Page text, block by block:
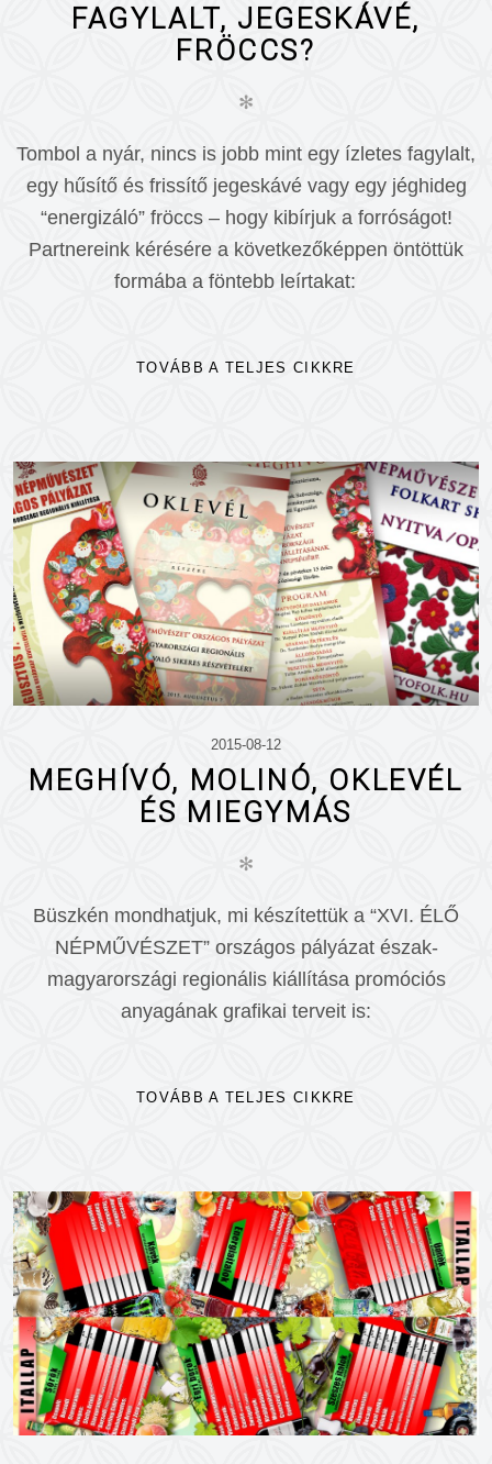
FAGYLALT, JEGESKÁVÉ,
FRÖCCS?
✻
Tombol a nyár, nincs is jobb mint egy ízletes fagylalt,
egy hűsítő és frissítő jegeskávé vagy egy jéghideg
“energizáló” fröccs – hogy kibírjuk a forróságot!
Partnereink kérésére a következőképpen öntöttük
formába a föntebb leírtakat:
TOVÁBB A TELJES CIKKRE
2015-08-12
MEGHÍVÓ, MOLINÓ, OKLEVÉL
ÉS MIEGYMÁS
✻
Büszkén mondhatjuk, mi készítettük a “XVI. ÉLŐ
NÉPMŰVÉSZET” országos pályázat észak-
magyarországi regionális kiállítása promóciós
anyagának grafikai terveit is:
TOVÁBB A TELJES CIKKRE